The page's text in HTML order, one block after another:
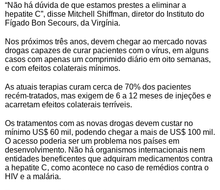
“Não há dúvida de que estamos prestes a eliminar a
hepatite C”, disse Mitchell Shiffman, diretor do Instituto do
Fígado Bon Secours, da Virgínia.
Nos próximos três anos, devem chegar ao mercado novas
drogas capazes de curar pacientes com o vírus, em alguns
casos com apenas um comprimido diário em oito semanas,
e com efeitos colaterais mínimos.
As atuais terapias curam cerca de 70% dos pacientes
recém-tratados, mas exigem de 6 a 12 meses de injeções e
acarretam efeitos colaterais terríveis.
Os tratamentos com as novas drogas devem custar no
mínimo US$ 60 mil, podendo chegar a mais de US$ 100 mil.
O acesso poderia ser um problema nos países em
desenvolvimento. Não há organismos internacionais nem
entidades beneficentes que adquiram medicamentos contra
a hepatite C, como acontece no caso de remédios contra o
HIV e a malária.